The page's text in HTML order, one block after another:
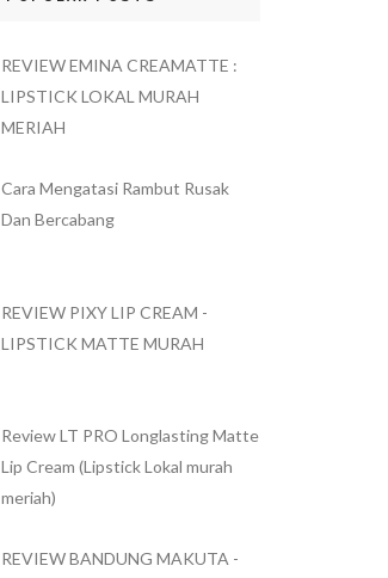
REVIEW EMINA CREAMATTE :
LIPSTICK LOKAL MURAH
MERIAH
Cara Mengatasi Rambut Rusak
Dan Bercabang
REVIEW PIXY LIP CREAM -
LIPSTICK MATTE MURAH
Review LT PRO Longlasting Matte
Lip Cream (Lipstick Lokal murah
meriah)
REVIEW BANDUNG MAKUTA -